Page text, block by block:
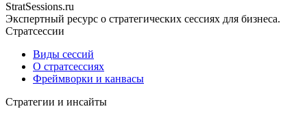
StratSessions.ru
Экспертный ресурс о стратегических сессиях для бизнеса.
Стратсессии
Виды сессий
О стратсессиях
Фреймворки и канвасы
Стратегии и инсайты